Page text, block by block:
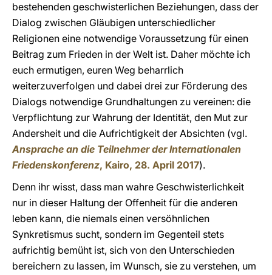
bestehenden geschwisterlichen Beziehungen, dass der
Dialog zwischen Gläubigen unterschiedlicher
Religionen eine notwendige Voraussetzung für einen
Beitrag zum Frieden in der Welt ist. Daher möchte ich
euch ermutigen, euren Weg beharrlich
weiterzuverfolgen und dabei drei zur Förderung des
Dialogs notwendige Grundhaltungen zu vereinen: die
Verpflichtung zur Wahrung der Identität, den Mut zur
Andersheit und die Aufrichtigkeit der Absichten (vgl.
Ansprache an die Teilnehmer der Internationalen
Friedenskonferenz, Kairo, 28. April 2017).
Denn ihr wisst, dass man wahre Geschwisterlichkeit
nur in dieser Haltung der Offenheit für die anderen
leben kann, die niemals einen versöhnlichen
Synkretismus sucht, sondern im Gegenteil stets
aufrichtig bemüht ist, sich von den Unterschieden
bereichern zu lassen, im Wunsch, sie zu verstehen, um